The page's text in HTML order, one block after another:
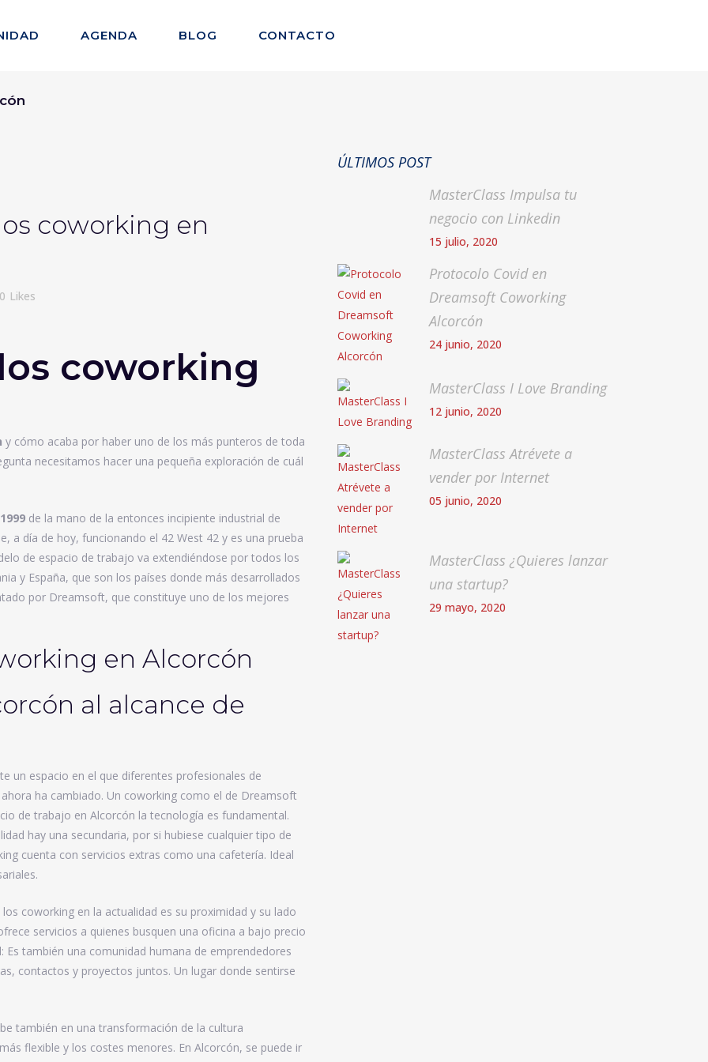
AGENDA BLOG CONTACTO
coworking en
0 Likes
coworking
y cómo acaba por haber uno de los más punteros de toda
necesitamos hacer una pequeña exploración de cuál
1999 de la mano de la entonces incipiente industrial de
a día de hoy, funcionando el 42 West 42 y es una prueba
de espacio de trabajo va extendiéndose por todos los
y España, que son los países donde más desarrollados
por Dreamsoft, que constituye uno de los mejores
al alcance de
un espacio en el que diferentes profesionales de
ha cambiado. Un coworking como el de Dreamsoft
de trabajo en Alcorcón la tecnología es fundamental.
hay una secundaria, por si hubiese cualquier tipo de
cuenta con servicios extras como una cafetería. Ideal
coworking en la actualidad es su proximidad y su lado
servicios a quienes busquen una oficina a bajo precio
también una comunidad humana de emprendedores
contactos y proyectos juntos. Un lugar donde sentirse
también en una transformación de la cultura
flexible y los costes menores. En Alcorcón, se puede ir
ÚLTIMOS POST
MasterClass Impulsa tu
negocio con Linkedin
15 julio, 2020
Protocolo Covid en
Dreamsoft Coworking
Alcorcón
24 junio, 2020
MasterClass I Love Branding
12 junio, 2020
MasterClass Atrévete a
vender por Internet
05 junio, 2020
MasterClass ¿Quieres lanzar
una startup?
29 mayo, 2020